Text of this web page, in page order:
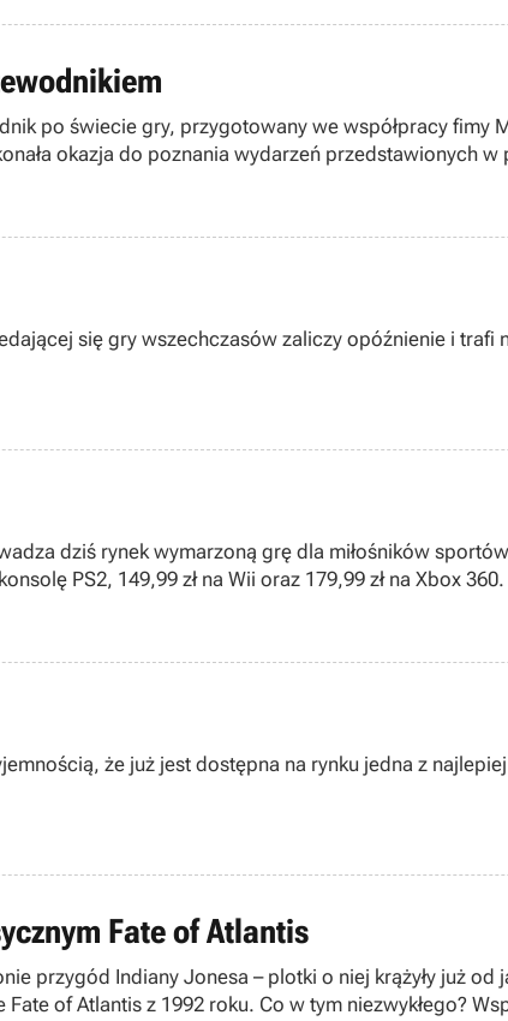
po świecie gry, przygotowany we współpracy fimy
okazja do poznania wydarzeń przedstawionych w
się gry wszechczasów zaliczy opóźnienie i trafi
dziś rynek wymarzoną grę dla miłośników
PS2, 149,99 zł na Wii oraz 179,99 zł na Xbox 360.
że już jest dostępna na rynku jedna z
Fate of Atlantis
przygód Indiany Jonesa – plotki o niej krążyły już
of Atlantis z 1992 roku. Co w tym niezwykłego?